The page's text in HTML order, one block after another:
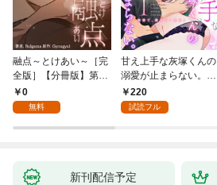
融点～とけあい～［完
全版］【分冊版】第1
話0
無料
甘え上手な灰塚くんの
溺愛が止まらない。純
情で、健気で…絶倫！
(1)
220
試読フル
新刊配信予定